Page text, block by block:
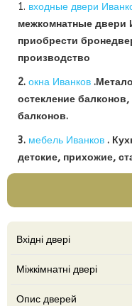
1. входные двери
межкомнатные двери
приобрести
производство
2. окна Иванков
остекление
балконов.
3. мебель Иванков .
детские, прихожие,
Вхідні двері
Міжкімнатні двері
Опис дверей